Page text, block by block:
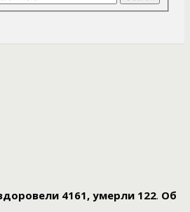
4161, умерли 122. Об